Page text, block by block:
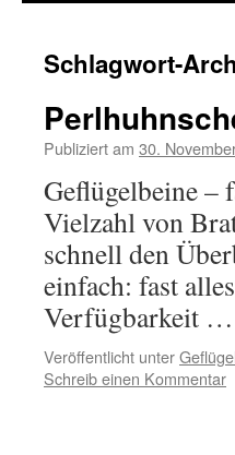
Schlagwort-
Publiziert am 30.
Geflügelbeine –
Vielzahl von
schnell den
einfach: fast
Verfügbarkeit …
Veröffentlicht unterGeflügel
Schreib einen Kommentar